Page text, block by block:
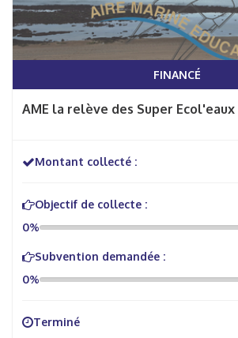
FINANCÉ
AME la relève des Super Ecol'eaux
Montant collecté :
Objectif de collecte :
0%
Subvention demandée :
0%
Terminé